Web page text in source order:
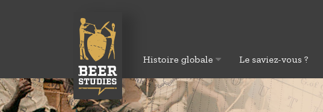
Histoire globale Le saviez-vous ?